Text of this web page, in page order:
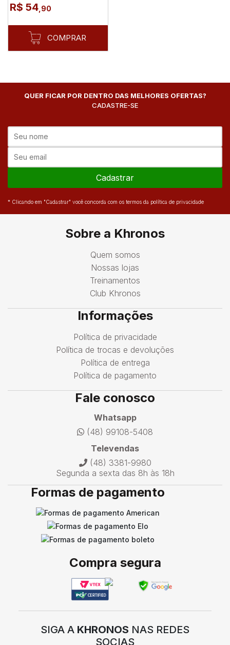
R$ 54 ,90
COMPRAR
QUER FICAR POR DENTRO DAS MELHORES OFERTAS?
CADASTRE-SE
Cadastrar
* Clicando em "Cadastrar" você concorda com os termos da política de privacidade
Sobre a Khronos
Quem somos
Nossas lojas
Treinamentos
Club Khronos
Informações
Política de privacidade
Política de trocas e devoluções
Política de entrega
Política de pagamento
Fale conosco
Whatsapp
(48) 99108-5408
Televendas
(48) 3381-9980
Segunda a sexta das 8h às 18h
Formas de pagamento
Compra segura
SIGA A KHRONOS NAS REDES
SOCIAS